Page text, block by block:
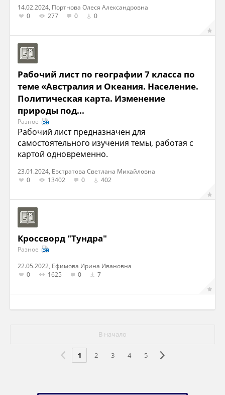
14.02.2024, Портнова Олеся Александровна
0
277 0 0
Рабочий лист по географии 7 класса по
теме «Австралия и Океания. Население.
Политическая карта. Изменение
природы под...
Разное
Рабочий лист предназначен для
самостоятельного изучения темы, работая с
картой одновременно.
23.01.2024, Евстратова Светлана Михайловна
0
13402 0 402
Кроссворд "Тундра"
Разное
22.05.2022, Ефимова Ирина Ивановна
0
1625 0 7
В начало
1 2 3 4 5